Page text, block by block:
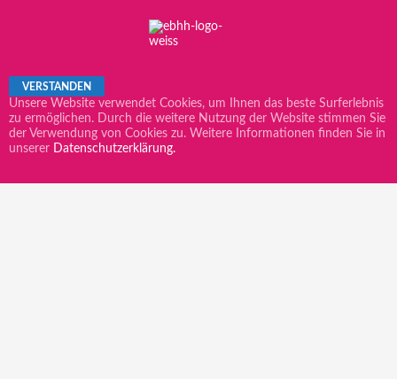
Unsere Website verwendet Cookies, um Ihnen das beste Surferlebnis
zu ermöglichen. Durch die weitere Nutzung der Website stimmen Sie
der Verwendung von Cookies zu. Weitere Informationen finden Sie in
unserer Datenschutzerklärung.